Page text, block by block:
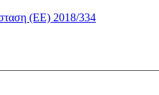
(ΕΕ) 2018/334